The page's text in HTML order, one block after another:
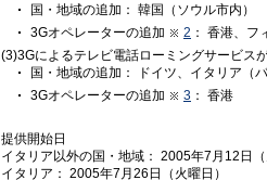
国・地域の追加： 韓国（ソウル市内）
3Gオペレーターの追加
2 ： 香港、フ
(3)3Gによるテレビ電話ローミングサービス
国・地域の追加： ドイツ、イタリア（
3Gオペレーターの追加
3 ： 香港
提供開始日
イタリア以外の国・地域： 2005年7月12日
イタリア： 2005年7月26日（火曜日）